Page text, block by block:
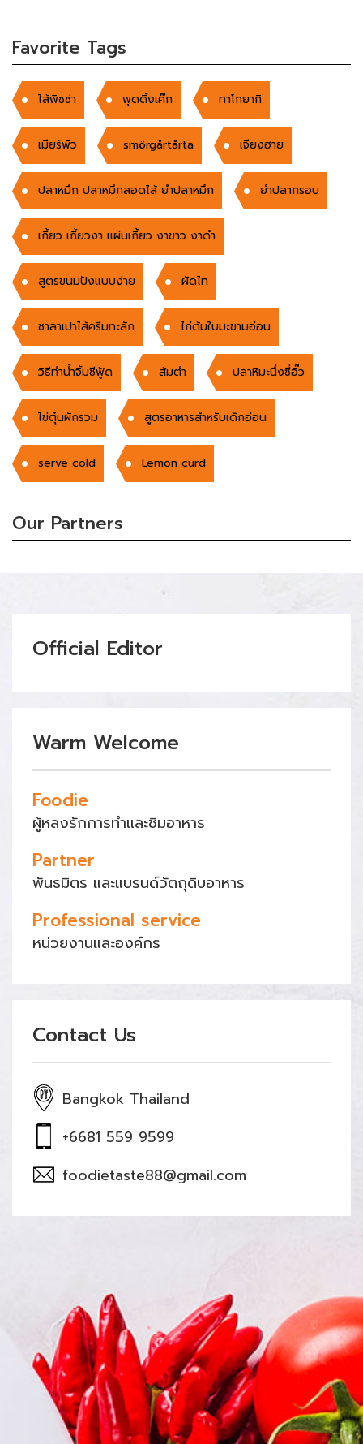
Favorite Tags
ไส้พิซซ่า พุดดิ้งเค๊ก ทาโกยากิ
เมียร์พัว smörgårtårta เจียงฮาย
ปลาหมึก ปลาหมึกสอดไส้ ยำปลาหมึก ยำปลากรอบ
เกี้ยว เกี้ยวงา แผ่นเกี้ยว งาขาว งาดำ
สูตรขนมปังแบบง่าย ผัดไท
ซาลาเปาไส้ครีมทะลัก ไก่ต้มใบมะขามอ่อน
วิธีทำน้ำจิ้มซีฟู้ด ส้มตำ ปลาหิมะนึ่งซี่อิ๊ว
ไข่ตุ๋นผักรวม สูตรอาหารสำหรับเด็กอ่อน
serve cold Lemon curd
Our Partners
Official Editor
Warm Welcome
Foodie
ผู้หลงรักการทำและชิมอาหาร
Partner
พันธมิตร และแบรนด์วัตถุดิบอาหาร
Professional service
หน่วยงานและองค์กร
Contact Us
Bangkok Thailand
+6681 559 9599
foodietaste88@gmail.com